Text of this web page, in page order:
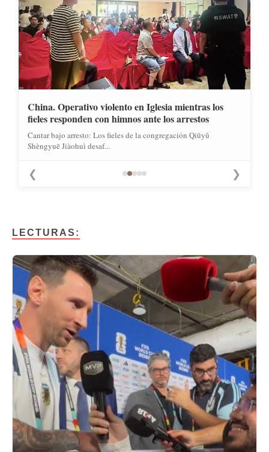
China. Operativo violento en Iglesia mientras los
fieles responden con himnos ante los arrestos
Cantar bajo arresto: Los fieles de la congregación Qiūyǔ
Shèngyuē Jiàohuì desaf...
❮ ❯
LECTURAS: